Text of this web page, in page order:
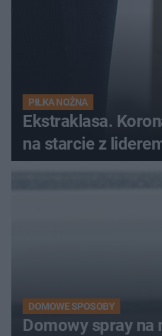
PIŁKA NOŻNA
Ekstraklasa.
na starcie z
DOMOWE SPOSOBY
Domowy spray na